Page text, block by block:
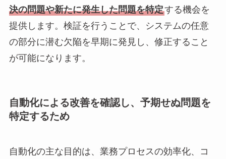
決の問題や新たに発生した問題を特定する機会を
提供します。検証を行うことで、システムの任意
の部分に潜む欠陥を早期に発見し、修正すること
が可能になります。
自動化による改善を確認し、予期せぬ問題を
特定するため
自動化の主な目的は、業務プロセスの効率化、コ